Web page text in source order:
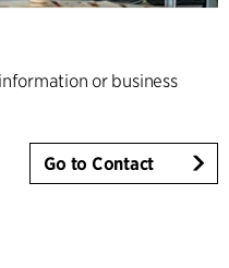
or business
Go to Contact